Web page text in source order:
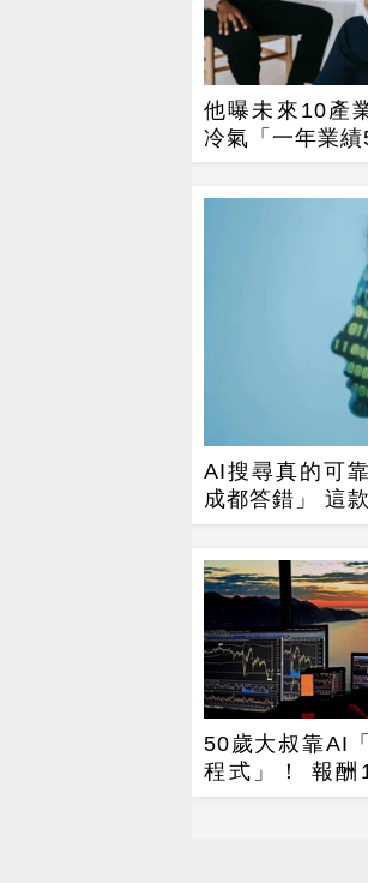
他曝未來10產
冷氣「一年業績
AI搜尋真的可
成都答錯」 這
50歲大叔靠AI
程式」！ 報酬
標普 直接辭職